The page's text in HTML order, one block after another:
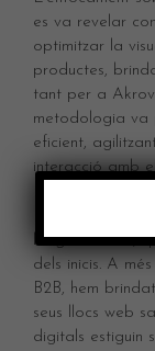
es va revelar
optimitzar la
productes,
tant per a
metodologia va
eficient,
interacció amb
llarga durada,
dels inicis. A
B2B, hem
seus llocs web
digitals estiguin